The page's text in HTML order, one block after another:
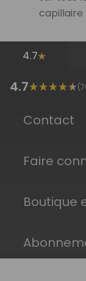
capillaire
4.7
4.7 (
Contact
Faire
Boutique